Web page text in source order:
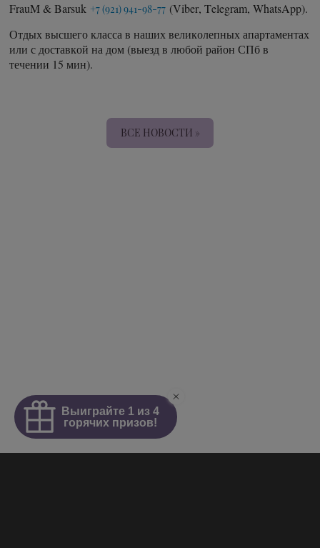
FrauM & Barsuk +7 (921) 941-98-77 (Viber, Telegram, WhatsApp).
Отдых высшего класса в наших великолепных апартаментах
или с доставкой на дом (выезд в любой район СПб в
течении 15 мин).
ВСЕ НОВОСТИ »